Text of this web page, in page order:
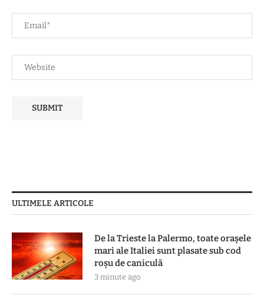
ULTIMELE ARTICOLE
De la Trieste la Palermo, toate oraşele
mari ale Italiei sunt plasate sub cod
roşu de caniculă
3 minute ago